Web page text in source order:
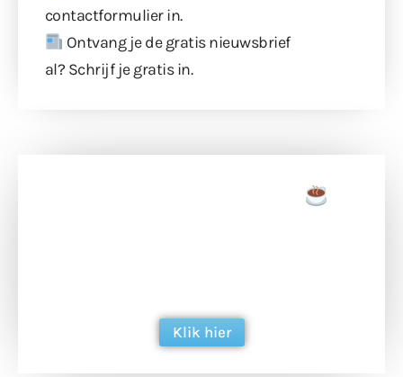
contactformulierin.
Ontvang je de gratis nieuwsbrief
al? Schrijf je gratis in.
Klik hier